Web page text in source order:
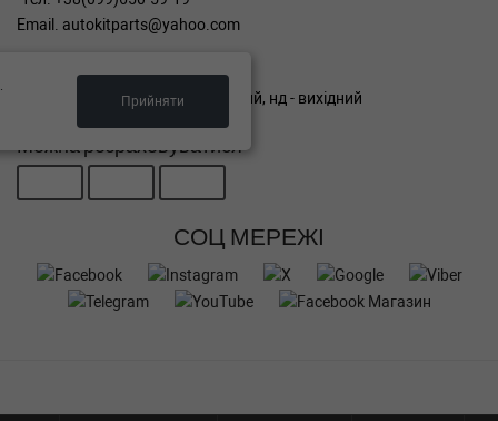
Email. autokitparts@yahoo.com
Графік роботи
пн-пт з 9:00 до 17:00, сб - вихідний, нд - вихідний
Можна розраховуватися
СОЦ МЕРЕЖІ
Прийняти